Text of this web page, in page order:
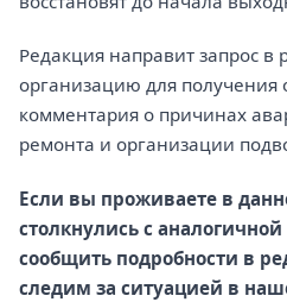
Редакция направит запрос
организацию для получения
комментария о причинах
ремонта и организации
Если вы проживаете в
столкнулись с
сообщить подробности в
следим за ситуацией в